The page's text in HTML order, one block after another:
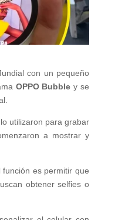
con un pequeño
OPPO Bubble y se
utilizaron para grabar
a mostrar y
es permitir que
obtener selfies o